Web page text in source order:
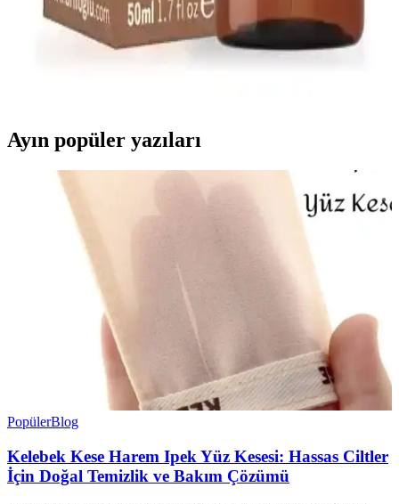
Bakımında Kullanılan Bitkisel Yağ
Arifoğlu Hint Yağı, %100 doğal, soğuk sıkım bitkisel içerik ile cilt
Ayın popüler yazıları
PopülerBlog
Kelebek Kese Harem Ipek Yüz Kesesi: Hassas Ciltler
İçin Doğal Temizlik ve Bakım Çözümü